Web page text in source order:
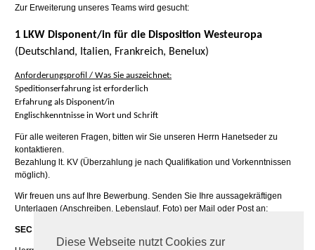
Diese Webseite nutzt Cookies zur
Zur Erweiterung unseres Teams wird gesucht:
1 LKW Disponent/in für die Disposition Westeuropa
(Deutschland, Italien, Frankreich, Benelux)
Anforderungsprofil / Was Sie auszeichnet:
Speditionserfahrung ist erforderlich
Erfahrung als Disponent/in
Englischkenntnisse in Wort und Schrift
Für alle weiteren Fragen, bitten wir Sie unseren Herrn Hanetseder zu
kontaktieren.
Bezahlung lt. KV (Überzahlung je nach Qualifikation und Vorkenntnissen
möglich).
Wir freuen uns auf Ihre Bewerbung. Senden Sie Ihre aussagekräftigen
Unterlagen (Anschreiben, Lebenslauf, Foto) per Mail oder Post an:
SEC Logistics GmbH